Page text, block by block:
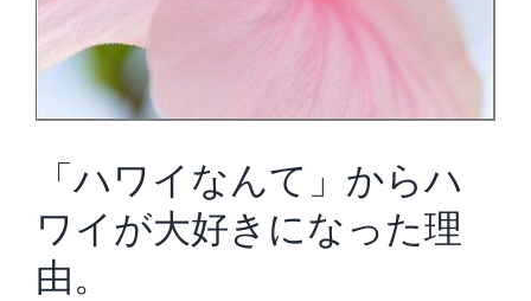
「ハワイなんて」からハ
ワイが大好きになった理
由。